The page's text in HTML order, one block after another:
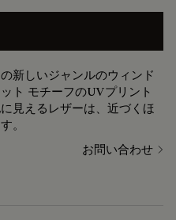
新しいジャンルのウィンド
ト モチーフのUVプリント
見えるレザーは、近づくほ
。
お問い合わせ